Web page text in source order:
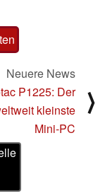
Neuere News
P1225: Der
kleinste
Mini-PC
⟩